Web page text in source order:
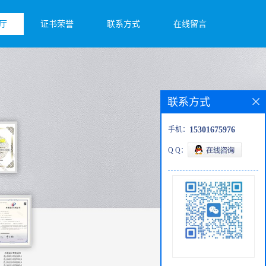
证书荣誉 联系方式 在线留言
联系方式
手机： 15301675976
Q Q：